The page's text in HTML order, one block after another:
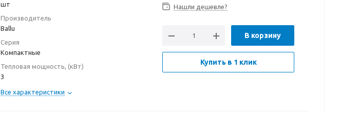
шт
Производитель
Ballu
Серия
Компактные
Тепловая мощность, (кВт)
3
Все характеристики
Нашли дешевле?
В корзину
Купить в 1 клик